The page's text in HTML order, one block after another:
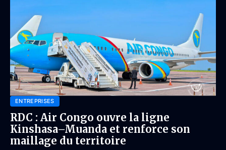
ENTREPRISES
RDC : Air Congo ouvre la ligne
Kinshasa–Muanda et renforce son
maillage du territoire